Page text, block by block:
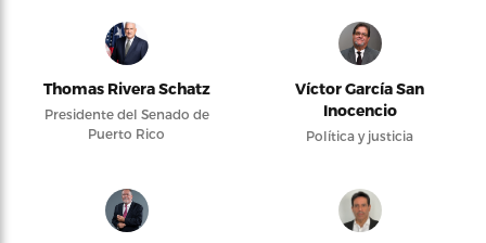
Thomas Rivera Schatz
Presidente del Senado de
Puerto Rico
Víctor García San
Inocencio
Política y justicia